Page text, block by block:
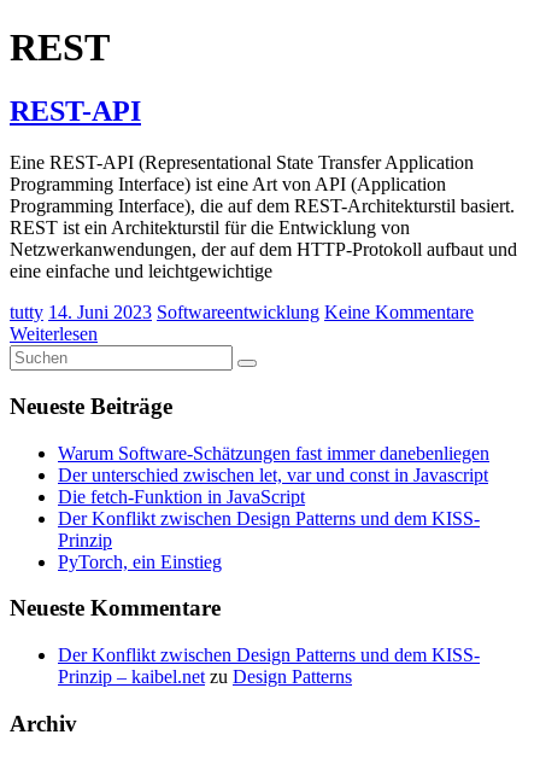
REST
REST-API
Eine REST-API (Representational State Transfer Application
Programming Interface) ist eine Art von API (Application
Programming Interface), die auf dem REST-Architekturstil basiert.
REST ist ein Architekturstil für die Entwicklung von
Netzwerkanwendungen, der auf dem HTTP-Protokoll aufbaut und
eine einfache und leichtgewichtige
tutty 14. Juni 2023 Softwareentwicklung Keine Kommentare
Weiterlesen
Neueste Beiträge
Warum Software-Schätzungen fast immer danebenliegen
Der unterschied zwischen let, var und const in Javascript
Die fetch-Funktion in JavaScript
Der Konflikt zwischen Design Patterns und dem KISS-
Prinzip
PyTorch, ein Einstieg
Neueste Kommentare
Der Konflikt zwischen Design Patterns und dem KISS-
Prinzip – kaibel.net zu Design Patterns
Archiv